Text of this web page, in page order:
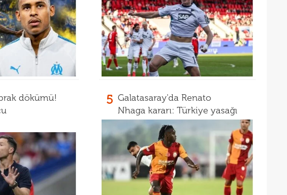
dökümü!
5 Galatasaray'da Renato
Nhaga kararı: Türkiye yasağı